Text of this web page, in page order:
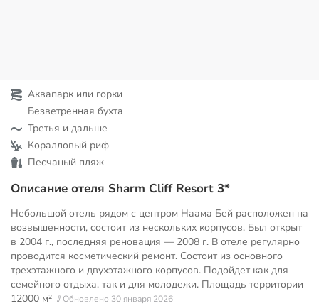
Аквапарк или горки
Безветренная бухта
Третья и дальше
Коралловый риф
Песчаный пляж
Описание отеля Sharm Cliff Resort 3*
Небольшой отель рядом с центром Наама Бей расположен на
возвышенности, состоит из нескольких корпусов. Был открыт
в 2004 г., последняя реновация — 2008 г. В отеле регулярно
проводится косметический ремонт. Состоит из основного
трехэтажного и двухэтажного корпусов. Подойдет как для
семейного отдыха, так и для молодежи. Площадь территории
12000 м² // Обновлено 30 января 2026